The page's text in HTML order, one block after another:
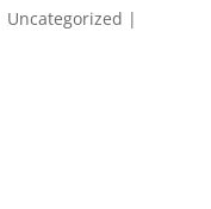
Uncategorized |